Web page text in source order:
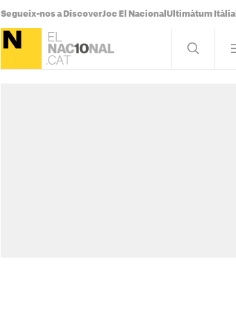
Segueix-nos a DiscoverJoc El Nacional Ultimàtum Itàlia